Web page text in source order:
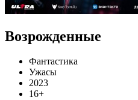
Возрожденные
Фантастика
Ужасы
2023
16+